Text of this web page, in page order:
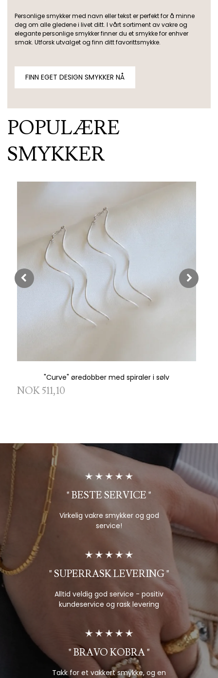
Personlige smykker med navn eller tekst er perfekt for å minne
deg om alle gledene i livet ditt. I vårt sortiment av vakre og
elegante personlige smykker finner du et smykke for enhver
smak. Utforsk utvalget og finn ditt favorittsmykke.
FINN EGET DESIGN SMYKKER NÅ
POPULÆRE
SMYKKER
"Curve" øredobber med spiraler i sølv
NOK 511,10
Anmeldelser
BESTE SERVICE
Virkelig vakre smykker og god
service!
SUPERRASK LEVERING
Alltid veldig god service - positiv
kundeservice og rask levering
BRAVO KOBRA
Takk for et vakkert smykke, og en